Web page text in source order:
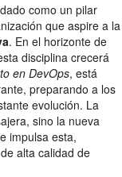
como un pilar
que aspire a la
. En el horizonte de
disciplina crecerá
en DevOps, está
preparando a los
evolución. La
sino la nueva
impulsa esta,
alta calidad de